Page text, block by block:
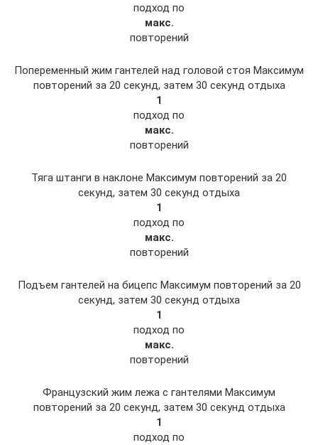
подход по
макс.
повторений
Попеременный жим гантелей над головой стоя Максимум
повторений за 20 секунд, затем 30 секунд отдыха
1
подход по
макс.
повторений
Тяга штанги в наклоне Максимум повторений за 20
секунд, затем 30 секунд отдыха
1
подход по
макс.
повторений
Подъем гантелей на бицепс Максимум повторений за 20
секунд, затем 30 секунд отдыха
1
подход по
макс.
повторений
Французский жим лежа с гантелями Максимум
повторений за 20 секунд, затем 30 секунд отдыха
1
подход по